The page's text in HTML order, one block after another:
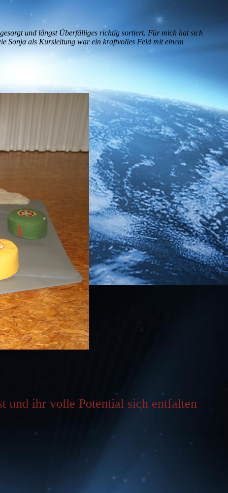
und längst Überfälliges richtig sortiert. Für mich hat sich
Sonja als Kursleitung war ein kraftvolles Feld mit einem
und ihr volle Potential sich entfalten